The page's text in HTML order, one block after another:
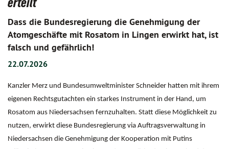
Dass die Bundesregierung die Genehmigung der
Atomgeschäfte mit Rosatom in Lingen erwirkt hat, ist
falsch und gefährlich!
22.07.2026
Kanzler Merz und Bundesumweltminister Schneider hatten mit ihrem
eigenen Rechtsgutachten ein starkes Instrument in der Hand, um
Rosatom aus Niedersachsen fernzuhalten. Statt diese Möglichkeit zu
nutzen, erwirkt diese Bundesregierung via Auftragsverwaltung in
Niedersachsen die Genehmigung der Kooperation mit Putins